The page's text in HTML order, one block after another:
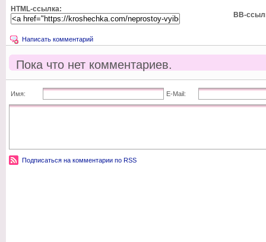
HTML-ссылка:
BB-
Написать комментарий
Пока что нет комментариев.
Имя: E-Mail:
Подписаться на комментарии по RSS